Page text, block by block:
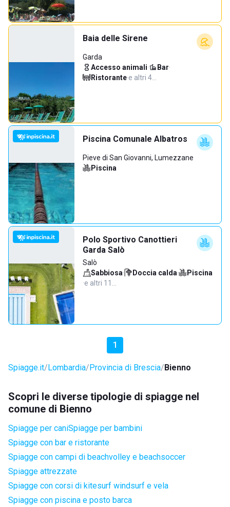
Baia delle Sirene
Garda
Accesso animali· Bar·
Ristorante·e altri 4…
Piscina Comunale Albatros
Pieve di San Giovanni, Lumezzane
Piscina
Polo Sportivo Canottieri
Garda Salò
Salò
Sabbiosa· Doccia calda·
Piscina
·e altri 11…
1
Spiagge.it Lombardia Provincia di Brescia Bienno
Scopri le diverse tipologie di spiagge nel
comune di Bienno
Spiagge per caniSpiagge per bambini
Spiagge con bar e ristorante
Spiagge con campi di beachvolley e beachsoccer
Spiagge attrezzate
Spiagge con corsi di kitesurf windsurf e vela
Spiagge con piscina e posto barca